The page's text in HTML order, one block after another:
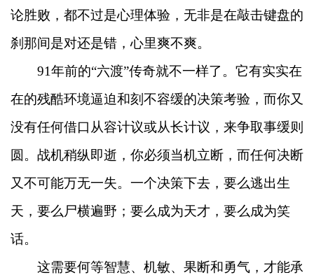
论胜败，都不过是心理体验，无非是在敲击键盘的
刹那间是对还是错，心里爽不爽。
91年前的“六渡”传奇就不一样了。它有实实在
在的残酷环境逼迫和刻不容缓的决策考验，而你又
没有任何借口从容计议或从长计议，来争取事缓则
圆。战机稍纵即逝，你必须当机立断，而任何决断
又不可能万无一失。一个决策下去，要么逃出生
天，要么尸横遍野；要么成为天才，要么成为笑
话。
这需要何等智慧、机敏、果断和勇气，才能承